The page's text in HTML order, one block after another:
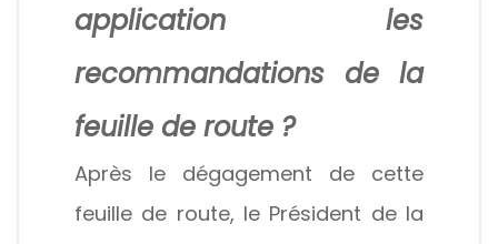
application les
recommandations de la
feuille de route ?
Après le dégagement de cette
feuille de route, le Président de la